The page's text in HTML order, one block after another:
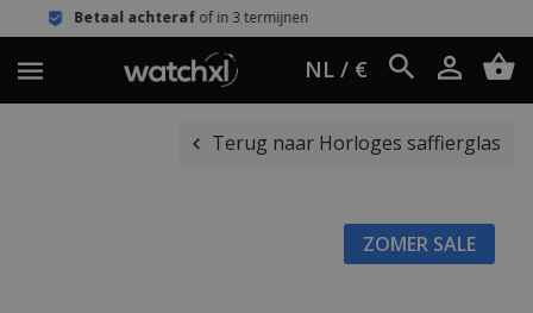
of in 3 termijnen
NL / €
Terug naar Horloges saffierglas
ZOMER SALE